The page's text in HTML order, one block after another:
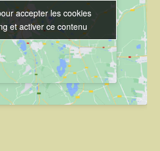
accepter les cookies
et activer ce contenu
accepter les cookies
et activer ce contenu